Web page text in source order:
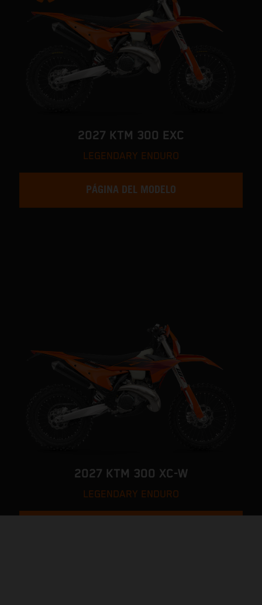
2027 KTM 300 EXC
LEGENDARY ENDURO
PÁGINA DEL MODELO
2027 KTM 300 XC-W
LEGENDARY ENDURO